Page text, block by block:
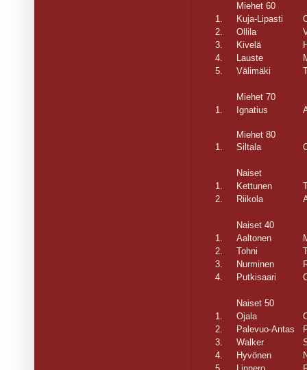
Miehet 60
1.
Kuja-Lipasti
2.
Ollila
3.
Kivelä
4.
Lauste
5.
Välimäki
Miehet 70
1.
Ignatius
Miehet 80
1.
Siltala
Naiset
1.
Kettunen
2.
Riikola
Naiset 40
1.
Aaltonen
2.
Tohni
3.
Nurminen
4.
Putkisaari
Naiset 50
1.
Ojala
2.
Palevuo-Antas
3.
Walker
4.
Hyvönen